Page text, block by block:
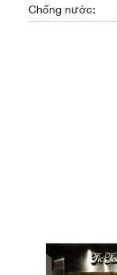
Chống nước: